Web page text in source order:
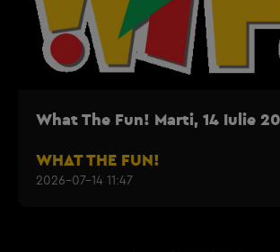
What The Fun! Marti, 14 Iulie
WHAT THE FUN!
2026-07-14 11:47